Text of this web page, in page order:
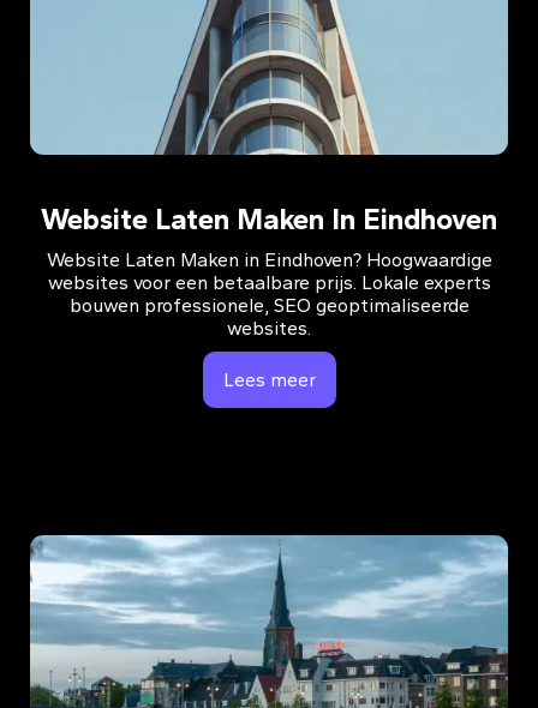
Website Laten Maken In Eindhoven
Website Laten Maken in Eindhoven? Hoogwaardige
websites voor een betaalbare prijs. Lokale experts
bouwen professionele, SEO geoptimaliseerde
websites.
Lees meer